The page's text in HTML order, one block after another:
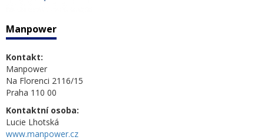
Manpower
Kontakt:
Manpower
Na Florenci 2116/15
Praha 110 00
Kontaktní osoba:
Lucie Lhotská
www.manpower.cz